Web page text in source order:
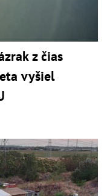
z čias
vyšiel